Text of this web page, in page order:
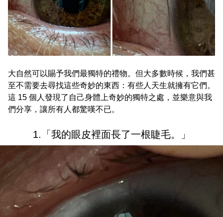
大自然可以賜予我們最獨特的禮物。但大多數時候，我們甚
至不需要去尋找這些奇妙的東西：有些人天生就擁有它們。
這 15 個人發現了自己身體上奇妙的獨特之處，並樂意與我
們分享，讓所有人都驚嘆不已。
1.「我的眼皮裡面長了一根睫毛。」